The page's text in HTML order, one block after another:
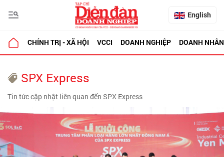
English
CHÍNH TRỊ - XÃ HỘI VCCI DOANH NGHIỆP DOANH NHÂN
SPX Express
Tin tức cập nhật liên quan đến SPX Express